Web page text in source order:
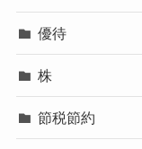
優待
株
節税節約